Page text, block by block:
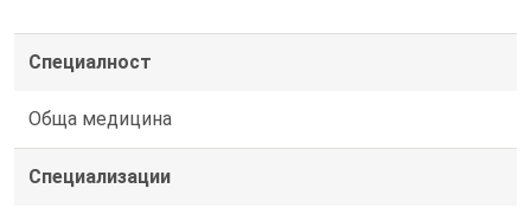
Специалност
Обща медицина
Специализации